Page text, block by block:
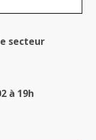
secteur
à 19h